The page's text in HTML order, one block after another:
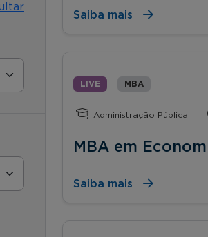
Saiba mais
LIVE MBA
Administração Pública
MBA em
Saiba mais